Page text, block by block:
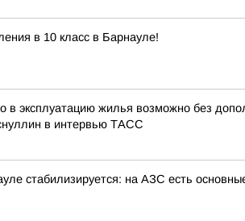
в 10 класс в Барнауле!
эксплуатацию жилья возможно без
в интервью ТАСС
стабилизируется: на АЗС есть